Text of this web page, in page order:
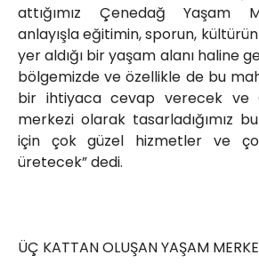
attığımız Çenedağ Yaşam
anlayışla eğitimin, sporun,
yer aldığı bir yaşam alanı haline
bölgemizde ve özellikle de bu
bir ihtiyaca cevap verecek ve
merkezi olarak tasarladığımız
için çok güzel hizmetler ve
üretecek” dedi.
ÜÇ KATTAN OLUŞAN YAŞAM